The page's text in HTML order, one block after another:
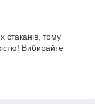
тому
Вибирайте